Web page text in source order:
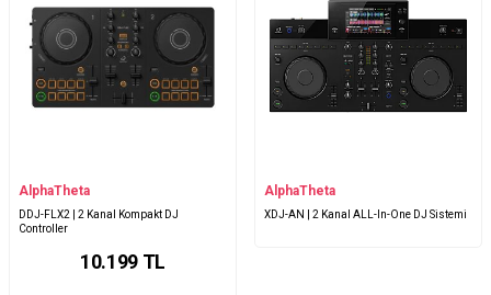
AlphaTheta
DDJ-FLX2 | 2 Kanal Kompakt DJ
Controller
10.199TL
AlphaTheta
XDJ-AN | 2 Kanal ALL-In-One DJ Sistemi